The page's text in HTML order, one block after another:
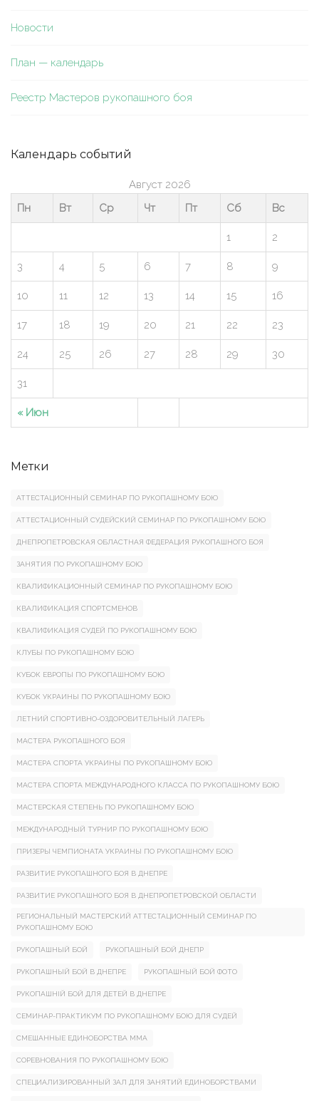
Новости
План — календарь
Реестр Мастеров рукопашного боя
Календарь событий
Август 2026
Пн
Вт Ср Чт Пт Сб Вс
« Июн
1 2
3 4 5 6 7 8 9
10 11 12 13 14 15 16
17 18 19 20 21 22 23
24 25 26 27 28 29 30
31
Метки
АТТЕСТАЦИОННЫЙ СЕМИНАР ПО РУКОПАШНОМУ БОЮ
АТТЕСТАЦИОННЫЙ СУДЕЙСКИЙ СЕМИНАР ПО РУКОПАШНОМУ БОЮ
ДНЕПРОПЕТРОВСКАЯ ОБЛАСТНАЯ ФЕДЕРАЦИЯ РУКОПАШНОГО БОЯ
ЗАНЯТИЯ ПО РУКОПАШНОМУ БОЮ
КВАЛИФИКАЦИОННЫЙ СЕМИНАР ПО РУКОПАШНОМУ БОЮ
КВАЛИФИКАЦИЯ СПОРТСМЕНОВ
КВАЛИФИКАЦИЯ СУДЕЙ ПО РУКОПАШНОМУ БОЮ
КЛУБЫ ПО РУКОПАШНОМУ БОЮ
КУБОК ЕВРОПЫ ПО РУКОПАШНОМУ БОЮ
КУБОК УКРАИНЫ ПО РУКОПАШНОМУ БОЮ
ЛЕТНИЙ СПОРТИВНО-ОЗДОРОВИТЕЛЬНЫЙ ЛАГЕРЬ
МАСТЕРА РУКОПАШНОГО БОЯ
МАСТЕРА СПОРТА УКРАИНЫ ПО РУКОПАШНОМУ БОЮ
МАСТЕРА СПОРТА МЕЖДУНАРОДНОГО КЛАССА ПО РУКОПАШНОМУ БОЮ
МАСТЕРСКАЯ СТЕПЕНЬ ПО РУКОПАШНОМУ БОЮ
МЕЖДУНАРОДНЫЙ ТУРНИР ПО РУКОПАШНОМУ БОЮ
ПРИЗЕРЫ ЧЕМПИОНАТА УКРАИНЫ ПО РУКОПАШНОМУ БОЮ
РАЗВИТИЕ РУКОПАШНОГО БОЯ В ДНЕПРЕ
РАЗВИТИЕ РУКОПАШНОГО БОЯ В ДНЕПРОПЕТРОВСКОЙ ОБЛАСТИ
РЕГИОНАЛЬНЫЙ МАСТЕРСКИЙ АТТЕСТАЦИОННЫЙ СЕМИНАР ПО
РУКОПАШНОМУ БОЮ
РУКОПАШНЫЙ БОЙ РУКОПАШНЫЙ БОЙ ДНЕПР
РУКОПАШНЫЙ БОЙ В ДНЕПРЕ РУКОПАШНЫЙ БОЙ ФОТО
РУКОПАШНІЙ БОЙ ДЛЯ ДЕТЕЙ В ДНЕПРЕ
СЕМИНАР-ПРАКТИКУМ ПО РУКОПАШНОМУ БОЮ ДЛЯ СУДЕЙ
СМЕШАННЫЕ ЕДИНОБОРСТВА ММА
СОРЕВНОВАНИЯ ПО РУКОПАШНОМУ БОЮ
СПЕЦИАЛИЗИРОВАННЫЙ ЗАЛ ДЛЯ ЗАНЯТИЙ ЕДИНОБОРСТВАМИ